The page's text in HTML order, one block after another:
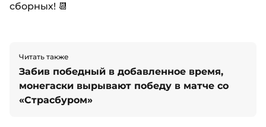
сборных! 📆
Читать также
Забив победный в добавленное время,
монегаски вырывают победу в матче со
«Страсбуром»